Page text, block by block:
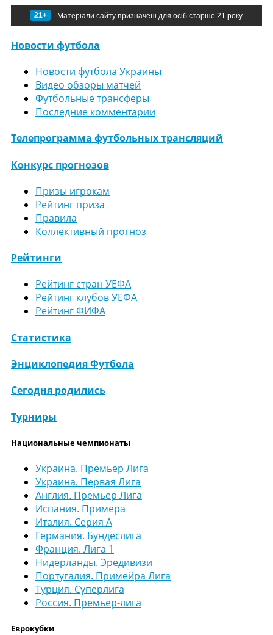
21+ Матеріали сайту призначені для осіб старше 21 року
Новости футбола
Новости футбола Украины
Видео обзоры матчей
Футбольные трансферы
Последние комментарии
Телепрограмма футбольных трансляций
Конкурс прогнозов
Призы игрокам
Рейтинг приза
Правила
Коллективный прогноз
Рейтинги
Рейтинг стран УЕФА
Рейтинг клубов УЕФА
Рейтинг ФИФА
Статистика
Энциклопедия Футбола
Сегодня родились
Турниры
Национальные чемпионаты
Украина. Премьер Лига
Украина. Первая Лига
Англия. Премьер Лига
Испания. Примера
Италия. Серия А
Германия. Бундеслига
Франция. Лига 1
Нидерланды. Эредивизи
Португалия. Примейра Лига
Турция. Суперлига
Россия. Премьер-лига
Еврокубки